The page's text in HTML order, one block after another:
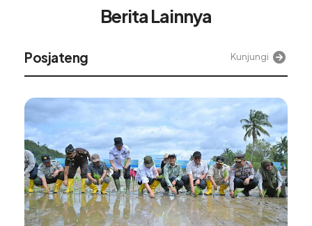
Berita Lainnya
Alinea Kunjungi